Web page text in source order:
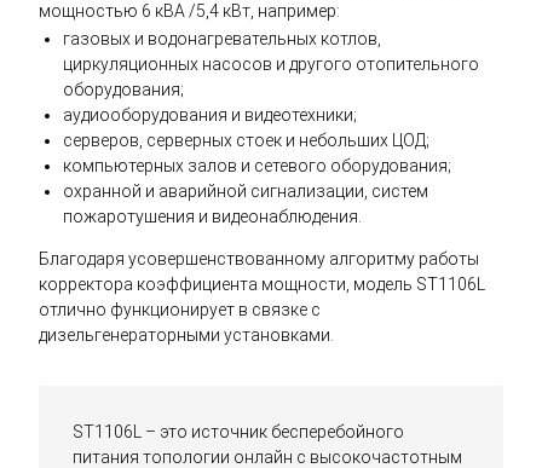
мощностью 6 кВА /5,4 кВт, например:
газовых и водонагревательных котлов,
циркуляционных насосов и другого отопительного
оборудования;
аудиооборудования и видеотехники;
серверов, серверных стоек и небольших ЦОД;
компьютерных залов и сетевого оборудования;
охранной и аварийной сигнализации, систем
пожаротушения и видеонаблюдения.
Благодаря усовершенствованному алгоритму работы
корректора коэффициента мощности, модель ST1106L
отлично функционирует в связке с
дизельгенераторными установками.
ST1106L – это источник бесперебойного
питания топологии онлайн с высокочастотным